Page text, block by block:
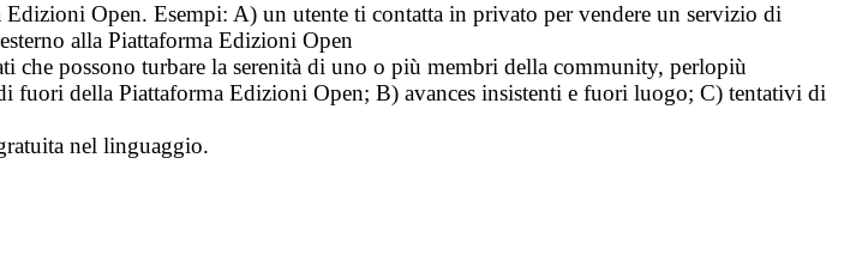
Open. Esempi: A) un utente ti contatta in privato per vendere un servizio di
alla Piattaforma Edizioni Open
che possono turbare la serenità di uno o più membri della community, perlopiù
della Piattaforma Edizioni Open; B) avances insistenti e fuori luogo; C) tentativi di
nel linguaggio.